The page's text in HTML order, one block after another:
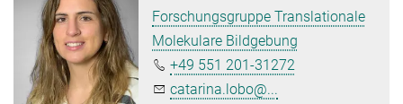
Forschungsgruppe Translationale
Molekulare Bildgebung
+49 551 201-31272
catarina.lobo@...